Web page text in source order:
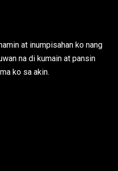
at inumpisahan ko nang
na di kumain at pansin
ko sa akin.